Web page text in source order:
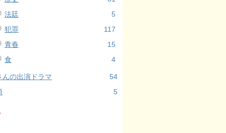
法廷
5
犯罪
117
青春
15
食
4
んの出演ドラマ
54
5